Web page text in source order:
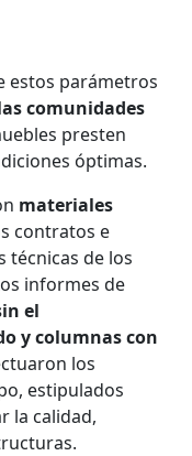
estos parámetros
comunidades
presten
óptimas.
materiales
contratos e
técnicas de los
informes de
el
y columnas con
los
estipulados
la calidad,